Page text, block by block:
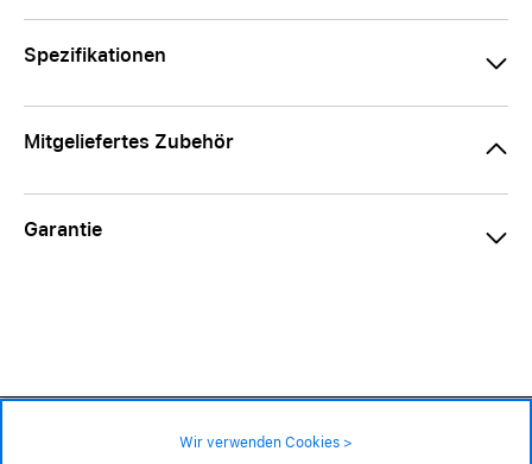
Spezifikationen
Mitgeliefertes Zubehör
Garantie
nicht an Lager – lieferbar auf Bestellung
Wir verwenden Cookies >